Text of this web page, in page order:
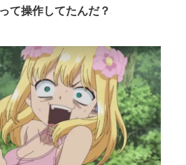
て操作してたんだ？